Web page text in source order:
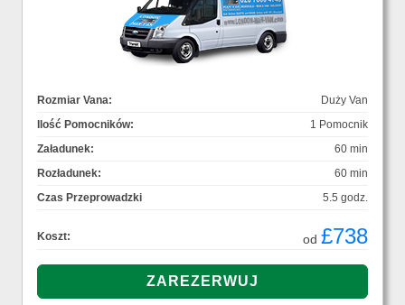
Rozmiar Vana:
Duży Van
Ilość Pomocników:
1 Pomocnik
Załadunek:
60 min
Rozładunek:
60 min
Czas Przeprowadzki
5.5 godz.
Koszt: od £738